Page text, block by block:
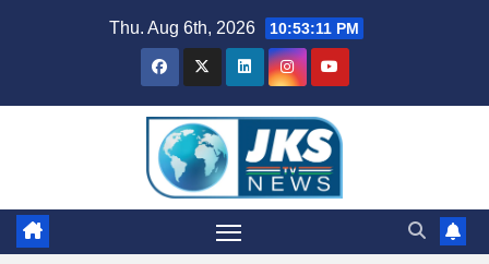
Thu. Aug 6th, 2026 10:53:12 PM